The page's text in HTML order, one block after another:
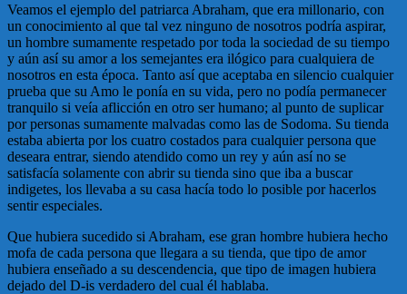
Veamos el ejemplo del patriarca Abraham, que era millonario, con
un conocimiento al que tal vez ninguno de nosotros podría aspirar,
un hombre sumamente respetado por toda la sociedad de su tiempo
y aún así su amor a los semejantes era ilógico para cualquiera de
nosotros en esta época. Tanto así que aceptaba en silencio cualquier
prueba que su Amo le ponía en su vida, pero no podía permanecer
tranquilo si veía aflicción en otro ser humano; al punto de suplicar
por personas sumamente malvadas como las de Sodoma. Su tienda
estaba abierta por los cuatro costados para cualquier persona que
deseara entrar, siendo atendido como un rey y aún así no se
satisfacía solamente con abrir su tienda sino que iba a buscar
indigetes, los llevaba a su casa hacía todo lo posible por hacerlos
sentir especiales.
Que hubiera sucedido si Abraham, ese gran hombre hubiera hecho
mofa de cada persona que llegara a su tienda, que tipo de amor
hubiera enseñado a su descendencia, que tipo de imagen hubiera
dejado del D-is verdadero del cual él hablaba.